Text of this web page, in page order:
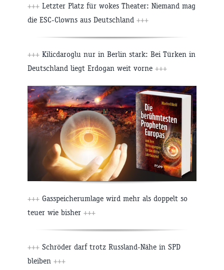
+++ Letzter Platz für wokes Theater: Niemand mag
die ESC-Clowns aus Deutschland +++
+++ Kilicdaroglu nur in Berlin stark: Bei Türken in
Deutschland liegt Erdogan weit vorne +++
+++ Gasspeicherumlage wird mehr als doppelt so
teuer wie bisher +++
+++ Schröder darf trotz Russland-Nähe in SPD
bleiben +++